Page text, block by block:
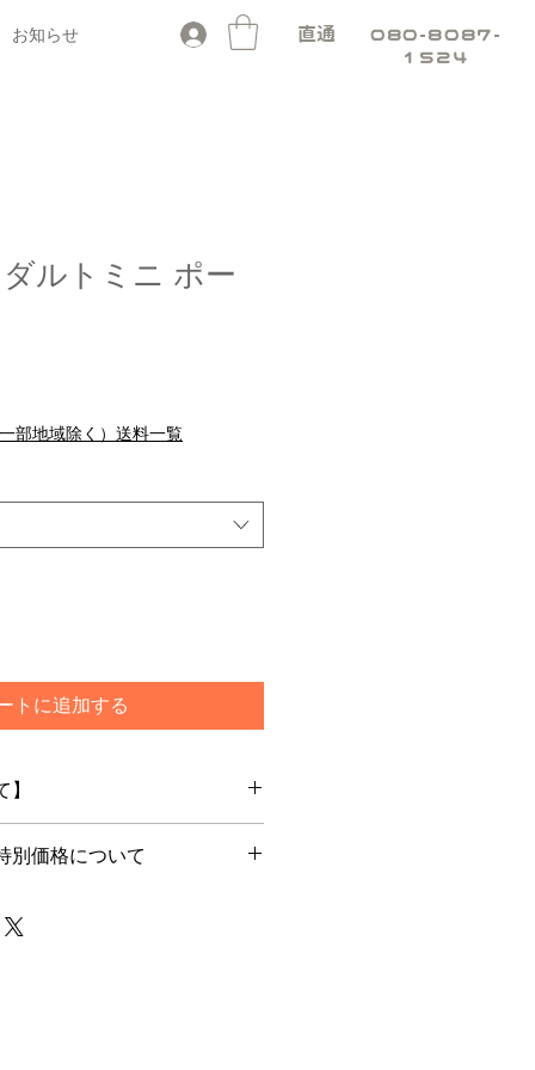
お知らせ 直通
080-8087-
1524
ルトミニ ポー
ル部地域除く）送料一覧
トに追加する
を頂いてからメーカー最新ロット
別価格について
択ください